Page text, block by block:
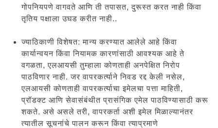
गोपनियपणे वागवते आणि ती तपासत, दुरूस्त करत नाही किंवा
तृतिय पक्षाला उघड करीत नाही..
ज्याठिकाणी विशेषत: मान्य करण्यात आलेले आहे किंवा
कार्यान्वयन किंवा नियामक कारणांसाठी आवश्यक आहे ते
वगळता, एलआयसी तुम्हाला कोणताही अनपेक्षित निरोप
पाठविणार नाही. जर वापरकर्त्याने निवड रद्द केली नसेल,
एलआयसी कोणताही वापरकर्त्याचा इमेलचा पत्ता माहिती,
प्रॉडक्ट आणि सेवासंबंथीत प्रासंगिक एमेल पाठविण्यासाठी करू
शकते. असे असले तरी, वापरकर्ता अशी इमेल मिळाल्यानंतर
त्यातील सूचनांचे पालन करून किंवा त्याप्रमाणे